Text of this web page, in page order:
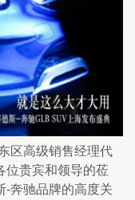
区高级销售经理代
位贵宾和领导的莅
-奔驰品牌的高度关